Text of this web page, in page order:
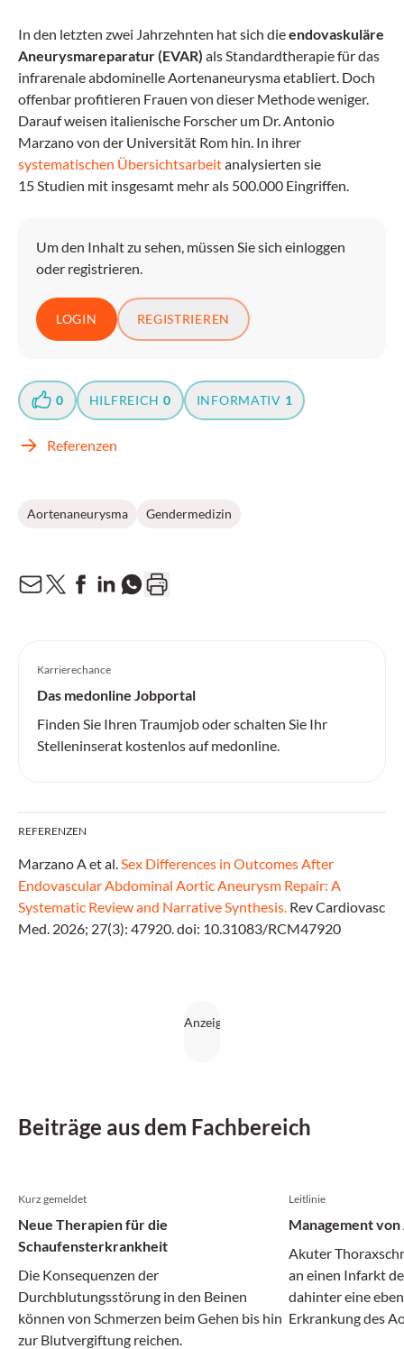
In den letzten zwei Jahrzehnten hat sich dieendovaskuläre
Aneurysmareparatur (EVAR) als Standardtherapie für das
infrarenale abdominelle Aortenaneurysma etabliert. Doch
offenbar profitieren Frauen von dieser Methode weniger.
Darauf weisen italienische Forscher um Dr. Antonio
Marzano von der Universität Rom hin. In ihrer
systematischen Übersichtsarbeitanalysierten sie
15 Studien mit insgesamt mehr als 500.000 Eingriffen.
Um den Inhalt zu sehen, müssen Sie sich einloggen
oder registrieren.
LOGIN REGISTRIEREN
0 HILFREICH 0 INFORMATIV 1
Referenzen
Aortenaneurysma Gendermedizin
Karrierechance
Das medonline Jobportal
Finden Sie Ihren Traumjob oder schalten Sie Ihr
Stelleninserat kostenlos auf medonline.
REFERENZEN
Marzano A et al.Sex Differences in Outcomes After
Endovascular Abdominal Aortic Aneurysm Repair: A
Systematic Review and Narrative Synthesis. Rev Cardiovasc
Med. 2026; 27(3): 47920. doi: 10.31083/RCM47920
Beiträge aus dem Fachbereich
Kurz gemeldet
Neue Therapien für die
Schaufensterkrankheit
Die Konsequenzen der
Durchblutungsstörung in den Beinen
können von Schmerzen beim Gehen bis hin
zur Blutvergiftung reichen.
Leitlinie
Akuter
an einen Infarkt
dahinter eine
Erkrankung des